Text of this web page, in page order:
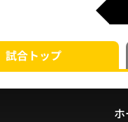
試合トップ